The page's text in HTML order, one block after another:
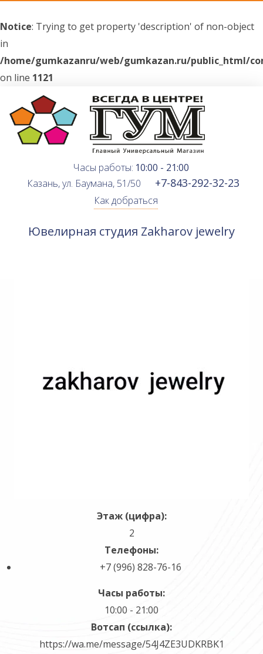
Notice: Trying to get property 'description' of non-object
in
/home/gumkazanru/web/gumkazan.ru/public_html/
on line 1121
Часы работы: 10:00 - 21:00
Казань, ул. Баумана, 51/50
+7-843-292-32-23
Как добраться
Ювелирная студия Zakharov jewelry
Этаж (цифра):
2
Телефоны:
+7 (996) 828-76-16
Часы работы:
10:00 - 21:00
Вотсап (ссылка):
https://wa.me/message/54J4ZE3UDKRBK1